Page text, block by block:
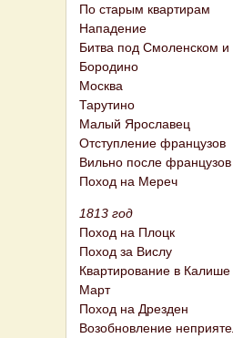
По старым квартирам
Нападение
Битва под Смоленском и
Бородино
Москва
Тарутино
Малый Ярославец
Отступление французов
Вильно после французов
Поход на Мереч
1813 год
Поход на Плоцк
Поход за Вислу
Квартирование в Калише
Март
Поход на Дрезден
Возобновление